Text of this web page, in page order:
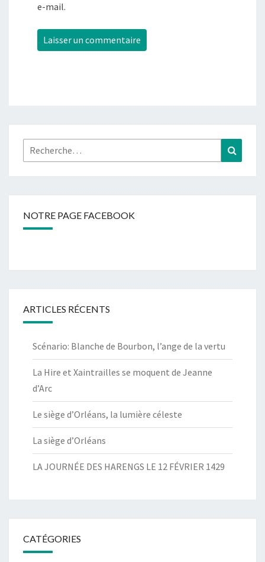
e-mail.
Rechercher :
NOTRE PAGE FACEBOOK
ARTICLES RÉCENTS
Scénario: Blanche de Bourbon, l’ange de la vertu
La Hire et Xaintrailles se moquent de Jeanne
d’Arc
Le siège d’Orléans, la lumière céleste
La siège d’Orléans
LA JOURNÉE DES HARENGS LE 12 FÉVRIER 1429
CATÉGORIES